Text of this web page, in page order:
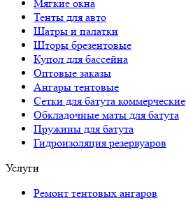
Мягкие окна
Тенты для авто
Шатры и палатки
Шторы брезентовые
Купол для бассейна
Оптовые заказы
Ангары тентовые
Сетки для батута коммерческие
Обкладочные маты для батута
Пружины для батута
Гидроизоляция резервуаров
Услуги
Ремонт тентовых ангаров